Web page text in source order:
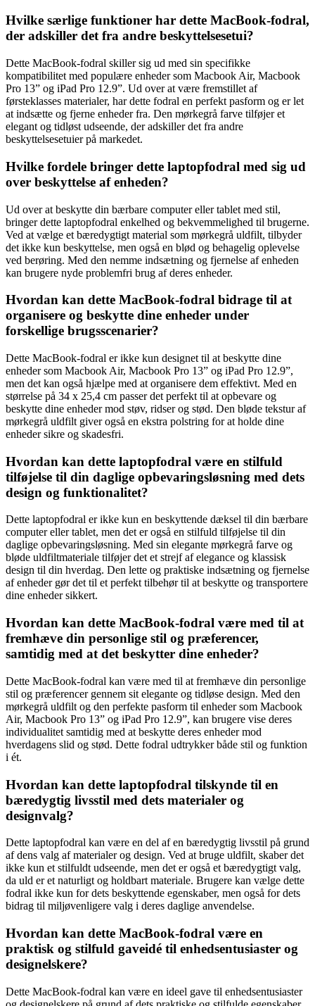
Hvilke særlige funktioner har dette MacBook-fodral,
der adskiller det fra andre beskyttelsesetui?
Dette MacBook-fodral skiller sig ud med sin specifikke
kompatibilitet med populære enheder som Macbook Air, Macbook
Pro 13” og iPad Pro 12.9”. Ud over at være fremstillet af
førsteklasses materialer, har dette fodral en perfekt pasform og er let
at indsætte og fjerne enheder fra. Den mørkegrå farve tilføjer et
elegant og tidløst udseende, der adskiller det fra andre
beskyttelsesetuier på markedet.
Hvilke fordele bringer dette laptopfodral med sig ud
over beskyttelse af enheden?
Ud over at beskytte din bærbare computer eller tablet med stil,
bringer dette laptopfodral enkelhed og bekvemmelighed til brugerne.
Ved at vælge et bæredygtigt material som mørkegrå uldfilt, tilbyder
det ikke kun beskyttelse, men også en blød og behagelig oplevelse
ved berøring. Med den nemme indsætning og fjernelse af enheden
kan brugere nyde problemfri brug af deres enheder.
Hvordan kan dette MacBook-fodral bidrage til at
organisere og beskytte dine enheder under
forskellige brugsscenarier?
Dette MacBook-fodral er ikke kun designet til at beskytte dine
enheder som Macbook Air, Macbook Pro 13” og iPad Pro 12.9”,
men det kan også hjælpe med at organisere dem effektivt. Med en
størrelse på 34 x 25,4 cm passer det perfekt til at opbevare og
beskytte dine enheder mod støv, ridser og stød. Den bløde tekstur af
mørkegrå uldfilt giver også en ekstra polstring for at holde dine
enheder sikre og skadesfri.
Hvordan kan dette laptopfodral være en stilfuld
tilføjelse til din daglige opbevaringsløsning med dets
design og funktionalitet?
Dette laptopfodral er ikke kun en beskyttende dæksel til din bærbare
computer eller tablet, men det er også en stilfuld tilføjelse til din
daglige opbevaringsløsning. Med sin elegante mørkegrå farve og
bløde uldfiltmateriale tilføjer det et strejf af elegance og klassisk
design til din hverdag. Den lette og praktiske indsætning og fjernelse
af enheder gør det til et perfekt tilbehør til at beskytte og transportere
dine enheder sikkert.
Hvordan kan dette MacBook-fodral være med til at
fremhæve din personlige stil og præferencer,
samtidig med at det beskytter dine enheder?
Dette MacBook-fodral kan være med til at fremhæve din personlige
stil og præferencer gennem sit elegante og tidløse design. Med den
mørkegrå uldfilt og den perfekte pasform til enheder som Macbook
Air, Macbook Pro 13” og iPad Pro 12.9”, kan brugere vise deres
individualitet samtidig med at beskytte deres enheder mod
hverdagens slid og stød. Dette fodral udtrykker både stil og funktion
i ét.
Hvordan kan dette laptopfodral tilskynde til en
bæredygtig livsstil med dets materialer og
designvalg?
Dette laptopfodral kan være en del af en bæredygtig livsstil på grund
af dens valg af materialer og design. Ved at bruge uldfilt, skaber det
ikke kun et stilfuldt udseende, men det er også et bæredygtigt valg,
da uld er et naturligt og holdbart materiale. Brugere kan vælge dette
fodral ikke kun for dets beskyttende egenskaber, men også for dets
bidrag til miljøvenligere valg i deres daglige anvendelse.
Hvordan kan dette MacBook-fodral være en
praktisk og stilfuld gaveidé til enhedsentusiaster og
designelskere?
Dette MacBook-fodral kan være en ideel gave til enhedsentusiaster